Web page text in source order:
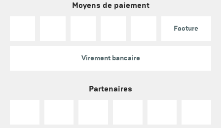
Moyens de paiement
Facture
Virement bancaire
Partenaires